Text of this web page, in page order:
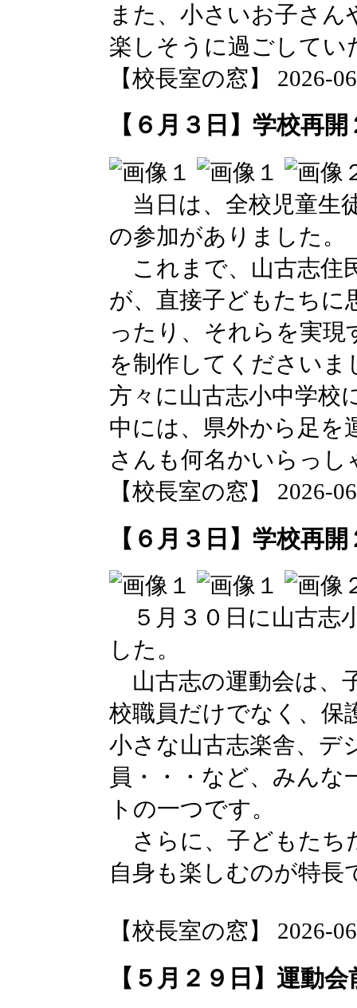
また、小さいお子さ
楽しそうに過ごしてい
【校長室の窓】 2026-
【６月３日】学校再
当日は、全校児童生
の参加がありました。
これまで、山古志住
が、直接子どもたちに
ったり、それらを実現
を制作してください
方々に山古志小中学校
中には、県外から足を
さんも何名かいらっし
【校長室の窓】 2026-
【６月３日】学校再
５月３０日に山古志
した。
山古志の運動会は、
校職員だけでなく、保
小さな山古志楽舎、デ
員・・・など、みん
トの一つです。
さらに、子どもたち
自身も楽しむのが特長
【校長室の窓】 2026-
【５月２９日】運動